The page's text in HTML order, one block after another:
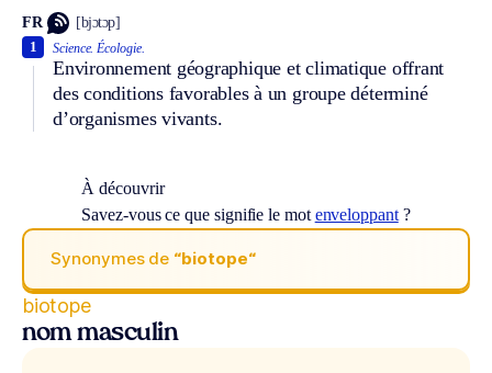
FR [bjɔtɔp]
Science. Écologie.
Environnement géographique et climatique offrant
des conditions favorables à un groupe déterminé
d’organismes vivants.
1
À découvrir
Savez-vous ce que signifie le mot enveloppant?
Synonymes de “biotope“
biotope
nom masculin